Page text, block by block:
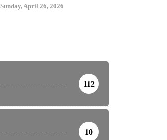
Sunday, April 26, 2026
112
10